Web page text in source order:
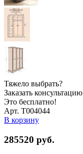
Тяжело выбрать?
Заказать консультацию
Это бесплатно!
Арт. Т004044
В корзину
285520 руб.